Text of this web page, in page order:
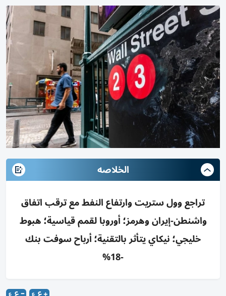
الخلاصه
تراجع وول ستريت وارتفاع النفط مع ترقب اتفاق
واشنطن-إيران وهرمز؛ أوروبا لقمم قياسية؛ هبوط
خليجي؛ نيكاي يتأثر بالتقنية؛ أرباح سوفت بنك
-18%